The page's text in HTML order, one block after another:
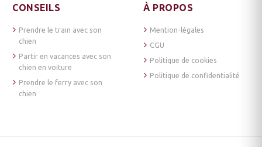
CONSEILS
Prendre le train avec son
chien
Partir en vacances avec son
chien en voiture
Prendre le ferry avec son
chien
À PROPOS
Mention-légales
CGU
Politique de cookies
Politique de confidentialité